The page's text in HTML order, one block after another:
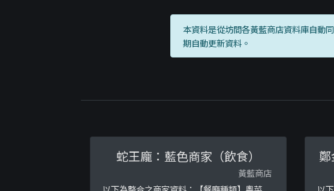
本資料是從坊間各黃藍商店資料庫自動
期自動更新資料。
蛇王龐：藍色商家（飲食）
黃藍商店